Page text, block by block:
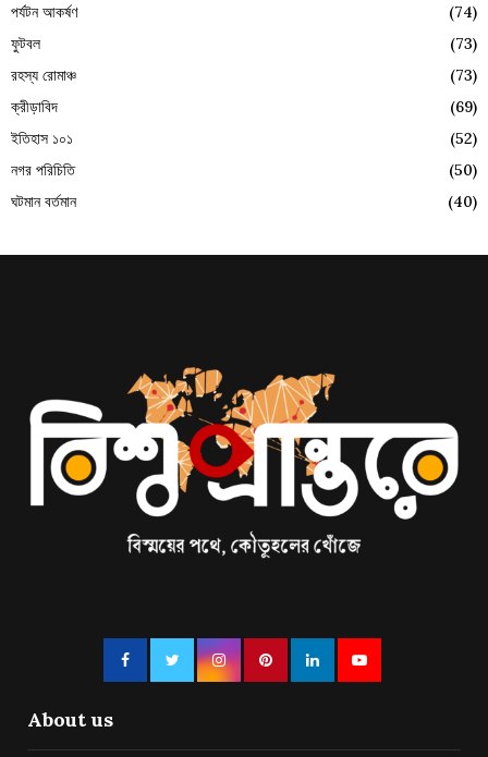
পর্যটন আকর্ষণ
(74)
ফুটবল
(73)
রহস্য রোমাঞ্চ
(73)
ক্রীড়াবিদ
(69)
ইতিহাস ১০১
(52)
নগর পরিচিতি
(50)
ঘটমান বর্তমান
(40)
About us